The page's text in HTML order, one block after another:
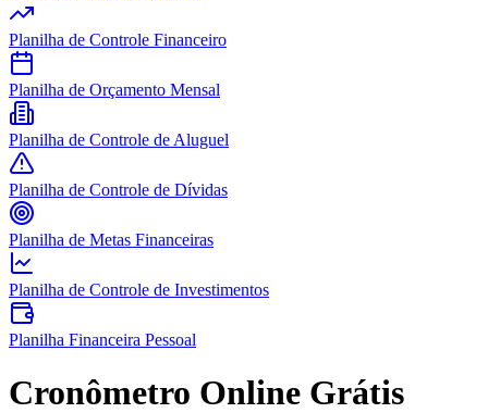
Planilha de Controle Financeiro
Planilha de Orçamento Mensal
Planilha de Controle de Aluguel
Planilha de Controle de Dívidas
Planilha de Metas Financeiras
Planilha de Controle de Investimentos
Planilha Financeira Pessoal
Cronômetro Online Grátis